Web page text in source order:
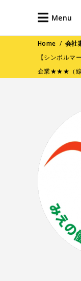
Menu
Home / 会社
【シンボルマ
企業★★★（線